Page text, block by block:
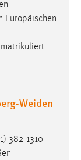
Weiden
382-1310
Dayjene
Raum1.11